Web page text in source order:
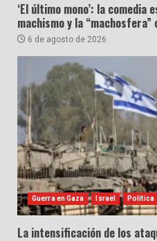
‘El último mono’: la comedia
machismo y la
6 de agosto de 2026
Guerra en Gaza Israel Política
La intensificación de los